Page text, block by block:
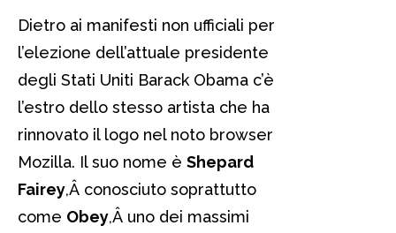
Dietro ai manifesti non ufficiali per
l’elezione dell’attuale presidente
degli Stati Uniti Barack Obama c’è
l’estro dello stesso artista che ha
rinnovato il logo nel noto browser
Mozilla. Il suo nome è Shepard
Fairey,Â conosciuto soprattutto
come Obey,Â uno dei massimi